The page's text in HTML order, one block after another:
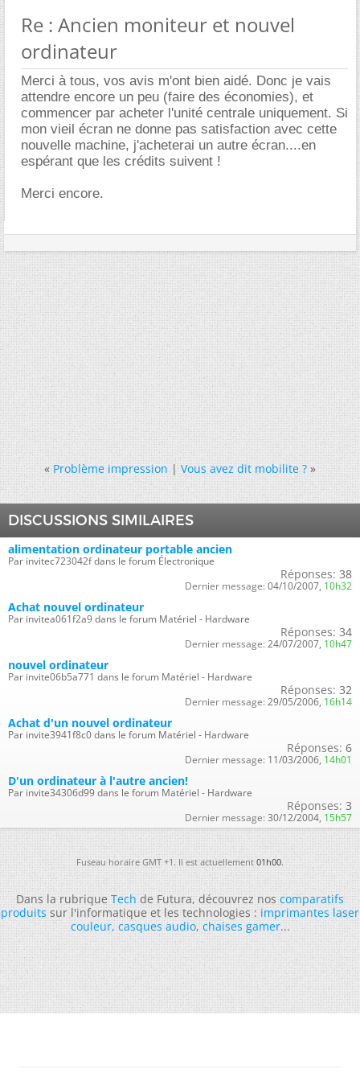
Re : Ancien moniteur et nouvel
ordinateur
Merci à tous, vos avis m'ont bien aidé. Donc je vais
attendre encore un peu (faire des économies), et
commencer par acheter l'unité centrale uniquement. Si
mon vieil écran ne donne pas satisfaction avec cette
nouvelle machine, j'acheterai un autre écran....en
espérant que les crédits suivent !
Merci encore.
« Problème impression|Vous avez dit mobilite ? »
DISCUSSIONS SIMILAIRES
alimentation ordinateur portable ancien
Par invitec723042f dans le forum Électronique
Réponses: 38
Dernier message: 04/10/2007, 10h32
Achat nouvel ordinateur
Par invitea061f2a9 dans le forum Matériel - Hardware
Réponses: 34
Dernier message: 24/07/2007, 10h47
nouvel ordinateur
Par invite06b5a771 dans le forum Matériel - Hardware
Réponses: 32
Dernier message: 29/05/2006, 16h14
Achat d'un nouvel ordinateur
Par invite3941f8c0 dans le forum Matériel - Hardware
Réponses: 6
Dernier message: 11/03/2006, 14h01
D'un ordinateur à l'autre ancien!
Par invite34306d99 dans le forum Matériel - Hardware
Réponses: 3
Dernier message: 30/12/2004, 15h57
Fuseau horaire GMT +1. Il est actuellement01h00.
Dans la rubriqueTechde Futura, découvrez noscomparatifs
produitssur l'informatique et les technologies :imprimantes laser
couleur,casques audio,chaises gamer...